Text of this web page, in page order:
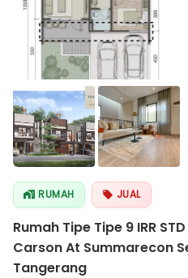
RUMAH JUAL
Rumah Tipe Tipe 9 IRR
Carson At Summarecon
Tangerang